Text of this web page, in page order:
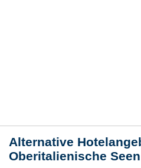
Alternative
Oberitalienische Seen